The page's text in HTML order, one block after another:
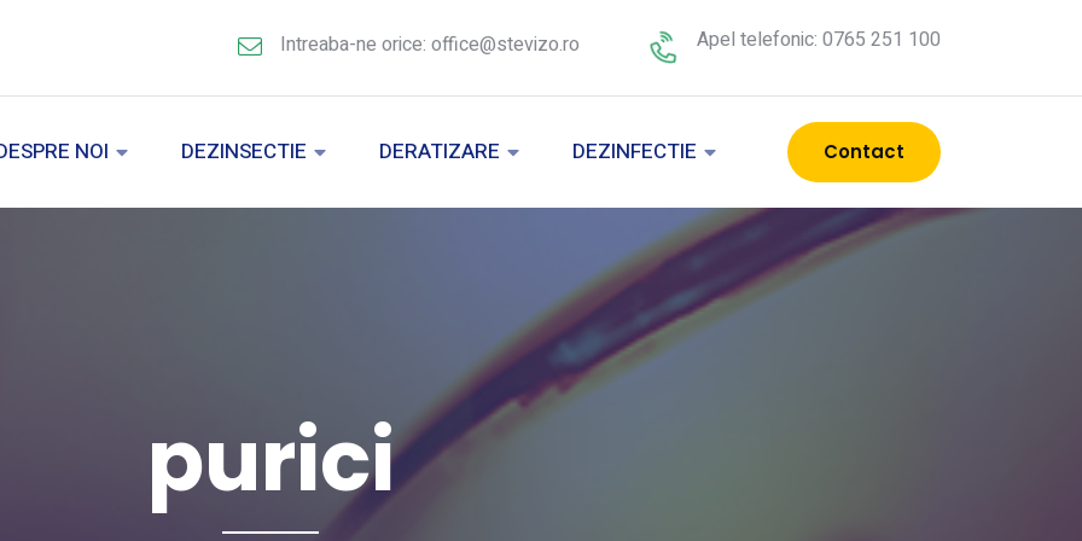
Intreaba-ne orice: office@stevizo.ro Apel telefonic: 0765 251 100
NOI DEZINSECTIE DERATIZARE DEZINFECTIE Contact
purici